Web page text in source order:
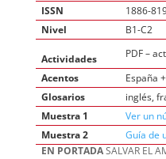
ISSN
1886-
Nivel
B1-C2
Actividades
PDF –
Acentos
España
Glosarios
inglés,
Muestra 1
Ver un
Muestra 2
Guía de
EN PORTADASALVAR EL